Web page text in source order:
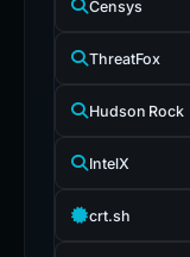
Censys
ThreatFox
Hudson Rock
IntelX
crt.sh